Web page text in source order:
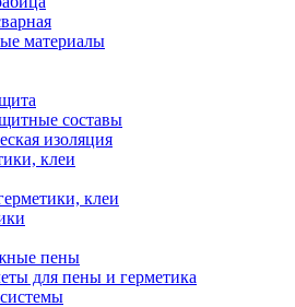
материалы
составы
изоляция
клеи
клеи
пены
для пены и герметика